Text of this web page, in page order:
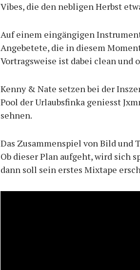
Vibes, die den nebligen Herbst
Auf einem eingängigen
Angebetete, die in diesem
Vortragsweise ist dabei clean und
Kenny & Nate setzen bei der
Pool der Urlaubsfinka geniesst
sehnen.
Das Zusammenspiel von Bild und
Ob dieser Plan aufgeht, wird sich
dann soll sein erstes Mixtape